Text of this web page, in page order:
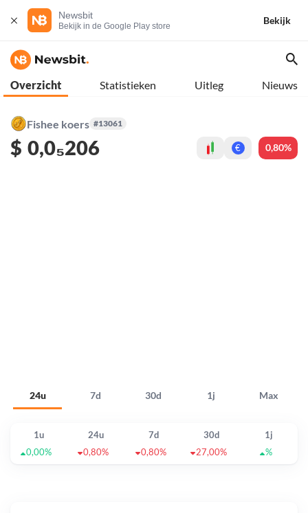
Newsbit
Bekijk in de Google Play store
Bekijk
Overzicht Statistieken Uitleg Nieuws
Fishee koers #13061
$ 0,0₅206 € 0,80%
24u 7d 30d 1j Max
1u 24u 7d 30d
1j
0,00%
0,80% 0,80% 27,00% %